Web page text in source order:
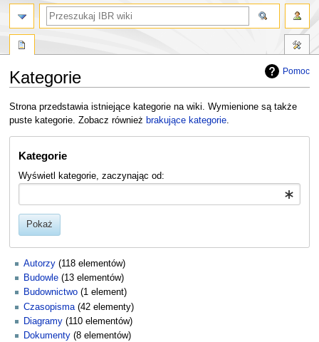
Pomoc
Kategorie
Przejdź
do
Przejdź
do
Strona przedstawia istniejące kategorie na wiki. Wymienione są także
puste kategorie. Zobacz również brakujące kategorie.
Kategorie
Wyświetl kategorie, zaczynając od:
Pokaż
Autorzy (118 elementów)
Budowle (13 elementów)
Budownictwo (1 element)
Czasopisma (42 elementy)
Diagramy (110 elementów)
Dokumenty (8 elementów)
szukaj